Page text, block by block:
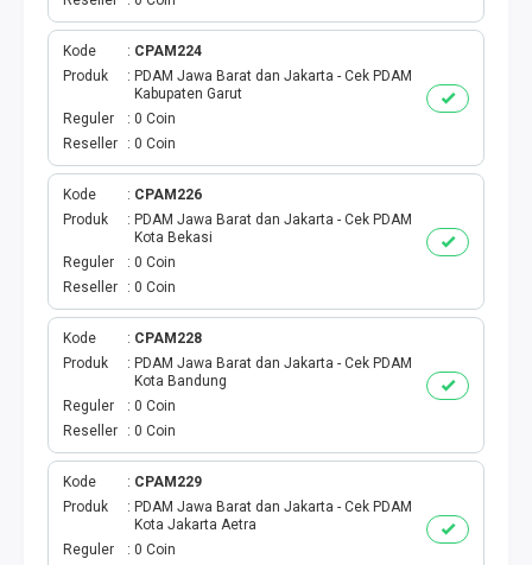
MAXIM
AKTIVASI PERDANA
TELKOMSEL AKTIVASI
AXIS AKTIVASI
INDOSAT AKTIVASI
AXIS AKTIVASI MASSAL
INDOSAT AKTIVASI MASSAL
SMARTFREN AKTIVASI MASSAL
TELKOMSEL AKTIVASI VOUCHER MASSAL
Kode
CPAM224
Produk
PDAM Jawa Barat dan Jakarta - Cek PDAM
Kabupaten Garut
Reguler
0 Coin
Reseller
0 Coin
Kode
CPAM226
Produk
PDAM Jawa Barat dan Jakarta - Cek PDAM
Kota Bekasi
Reguler
0 Coin
Reseller
0 Coin
Kode
CPAM228
Produk
PDAM Jawa Barat dan Jakarta - Cek PDAM
Kota Bandung
Reguler
0 Coin
Reseller
0 Coin
Kode
CPAM229
Produk
PDAM Jawa Barat dan Jakarta - Cek PDAM
Kota Jakarta Aetra
Reguler
0 Coin